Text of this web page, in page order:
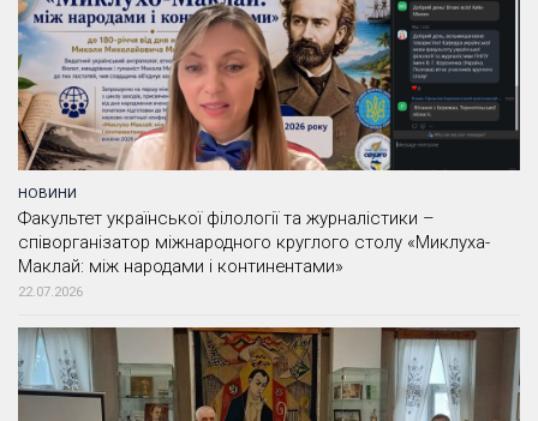
НОВИНИ
Факультет української філології та журналістики –
співорганізатор міжнародного круглого столу «Миклуха-
Маклай: між народами і континентами»
22.07.2026